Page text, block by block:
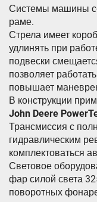
Системы машины
раме.
Стрела имеет
удлинять при
подвески
позволяет
повышает
В конструкции
John Deere
Трансмиссия с
гидравлическим
комплектоваться
Световое
фар силой света
поворотных